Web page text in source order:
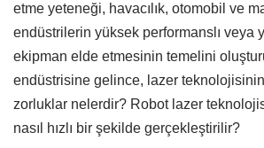
etme yeteneği, havacılık, otomobil ve
endüstrilerin yüksek performanslı veya
ekipman elde etmesinin temelini
endüstrisine gelince, lazer
zorluklar nelerdir? Robot lazer
nasıl hızlı bir şekilde gerçekleştirilir?